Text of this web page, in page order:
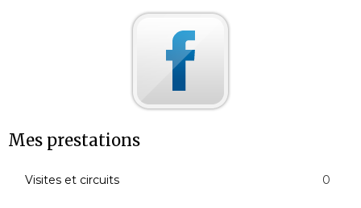
Mes prestations
Visites et circuits 0